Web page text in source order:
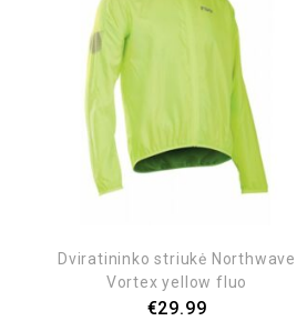
Dviratininko striukė Northwave
Vortex yellow fluo
€29.99